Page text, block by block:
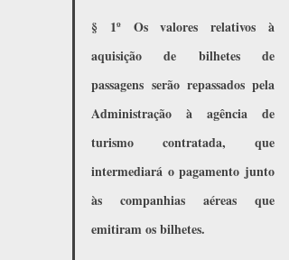
§ 1º Os valores relativos à
aquisição de bilhetes de
passagens serão repassados pela
Administração à agência de
turismo contratada, que
intermediará o pagamento junto
às companhias aéreas que
emitiram os bilhetes.